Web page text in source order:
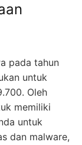
pada tahun
untuk
Oleh
memiliki
untuk
dan malware,